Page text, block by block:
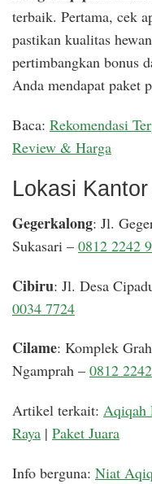
terbaik. Pertama, cek
pastikan kualitas
pertimbangkan bonus
Anda mendapat paket
Baca: Rekomendasi
Review & Harga
Lokasi
Gegerkalong: Jl.
Sukasari – 0812 2242
Cibiru: Jl. Desa
0034 7724
Cilame: Komplek
Ngamprah – 0812
Artikel terkait: Aqiqah
Raya | Paket Juara
Info berguna: Niat